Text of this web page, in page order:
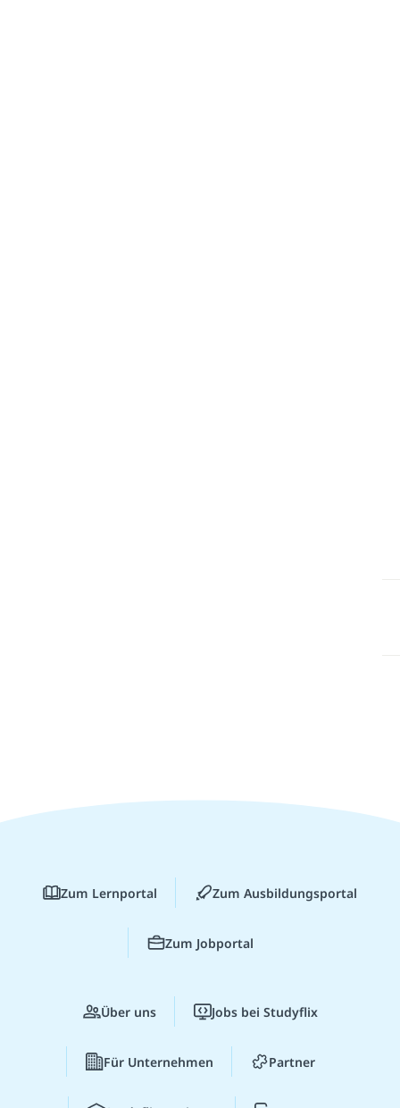
Zum Lernportal Zum Ausbildungsportal
Zum Jobportal
Über uns Jobs bei Studyflix
Für Unternehmen Partner